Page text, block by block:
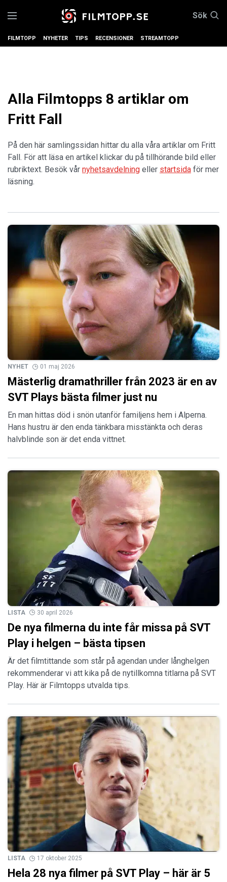
Sök
FILMTOPP NYHETER TIPS RECENSIONER STREAMTOPP
Alla Filmtopps 8 artiklar om
Fritt Fall
På den här samlingssidan hittar du alla våra artiklar om Fritt
Fall. För att läsa en artikel klickar du på tillhörande bild eller
rubriktext. Besök vår nyhetsavdelning eller startsida för mer
läsning.
NYHET 01 maj 2026
Mästerlig dramathriller från 2023 är en av
SVT Plays bästa filmer just nu
En man hittas död i snön utanför familjens hem i Alperna.
Hans hustru är den enda tänkbara misstänkta och deras
halvblinde son är det enda vittnet.
LISTA 30 april 2026
De nya filmerna du inte får missa på SVT
Play i helgen – bästa tipsen
Är det filmtittande som står på agendan under långhelgen
rekommenderar vi att kika på de nytillkomna titlarna på SVT
Play. Här är Filmtopps utvalda tips.
LISTA 17 oktober 2025
Hela 28 nya filmer på SVT Play – här är 5